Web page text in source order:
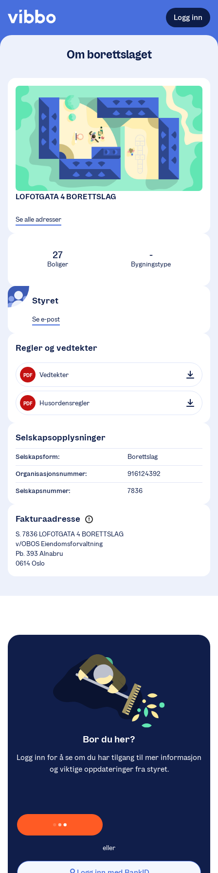
Logg inn
Om borettslaget
LOFOTGATA 4 BORETTSLAG
Se alle adresser
27
Boliger
-
Bygningstype
Styret
Se e-post
Regler og vedtekter
PDF Vedtekter
PDF Husordensregler
Selskapsopplysninger
Selskapsform: Borettslag
Organisasjonsnummer: 916124392
Selskapsnummer: 7836
Fakturaadresse
S. 7836 LOFOTGATA 4 BORETTSLAG
v/OBOS Eiendomsforvaltning
Pb. 393 Alnabru
0614 Oslo
Bor du her?
Logg inn for å se om du har tilgang til mer informasjon
og viktige oppdateringer fra styret.
Laster inn Vipps …
eller